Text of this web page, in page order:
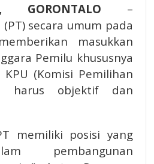
, GORONTALO –
secara umum pada
masukkan
Pemilu khususnya
(Komisi Pemilihan
harus objektif dan
memiliki posisi yang
pembangunan